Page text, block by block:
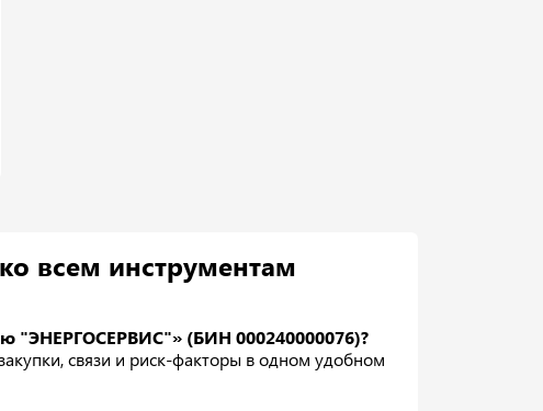
всем инструментам
"ЭНЕРГОСЕРВИС"» (БИН 000240000076)?
связи и риск-факторы в одном удобном